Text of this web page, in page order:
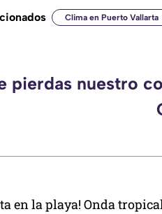
Clima en Puerto Vallarta
pierdas nuestro
en la playa! Onda